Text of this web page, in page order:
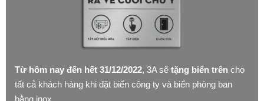
Từ hôm nay đến hết 31/12/2022, 3A sẽ tặng biển trên cho
tất cả khách hàng khi đặt biển công ty và biển phòng ban
bằng inox